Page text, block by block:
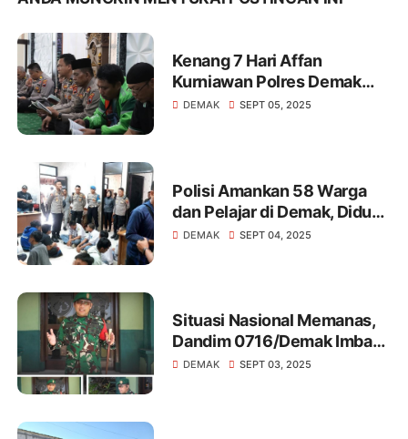
Kenang 7 Hari Affan
Kurniawan Polres Demak
dan Komunitas Ojol Gelar
DEMAK SEPT 05, 2025
Polisi Amankan 58 Warga
dan Pelajar di Demak, Diduga
Terprovokasi Medsos Akan
DEMAK SEPT 04, 2025
Situasi Nasional Memanas,
Dandim 0716/Demak Imbau
Warga Masyarakat Jaga
DEMAK SEPT 03, 2025